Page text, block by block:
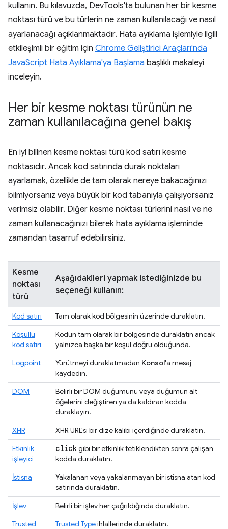
kullanın. Bu kılavuzda, DevTools'ta bulunan her bir kesme
noktası türü ve bu türlerin ne zaman kullanılacağı ve nasıl
ayarlanacağı açıklanmaktadır. Hata ayıklama işlemiyle ilgili
etkileşimli bir eğitim için Chrome Geliştirici Araçları'nda
JavaScript Hata Ayıklama'ya Başlama başlıklı makaleyi
inceleyin.
Her bir kesme noktası türünün ne
zaman kullanılacağına genel bakış
En iyi bilinen kesme noktası türü kod satırı kesme
noktasıdır. Ancak kod satırında durak noktaları
ayarlamak, özellikle de tam olarak nereye bakacağınızı
bilmiyorsanız veya büyük bir kod tabanıyla çalışıyorsanız
verimsiz olabilir. Diğer kesme noktası türlerini nasıl ve ne
zaman kullanacağınızı bilerek hata ayıklama işleminde
zamandan tasarruf edebilirsiniz.
Kesme
noktası
türü
Aşağıdakileri yapmak istediğinizde bu
seçeneği kullanın:
Kod satırı
Tam olarak kod bölgesinin üzerinde duraklatın.
Koşullu
kod satırı
Kodun tam olarak bir bölgesinde duraklatın ancak
yalnızca başka bir koşul doğru olduğunda.
Logpoint
Yürütmeyi duraklatmadan Konsol'a mesaj
kaydedin.
DOM
Belirli bir DOM düğümünü veya düğümün alt
öğelerini değiştiren ya da kaldıran kodda
duraklayın.
XHR
XHR URL'si bir dize kalıbı içerdiğinde duraklatın.
Etkinlik
işleyici
clickgibi bir etkinlik tetiklendikten sonra çalışan
kodda duraklatın.
İstisna
Yakalanan veya yakalanmayan bir istisna atan kod
satırında duraklatın.
İşlev
Belirli bir işlev her çağrıldığında duraklatın.
Trusted
Trusted Typeihlallerinde duraklatın.